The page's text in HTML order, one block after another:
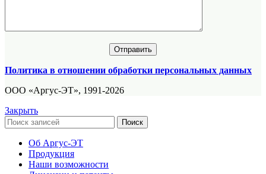
Политика в отношении обработки персональных данных
ООО «Аргус-ЭТ», 1991-2026
Закрыть
Поиск
Об Аргус-ЭТ
Продукция
Наши возможности